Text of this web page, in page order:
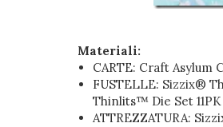
Materiali:
CARTE: Craft Asylum
FUSTELLE: Sizzix®
Thinlits™ Die Set
ATTREZZATURA: